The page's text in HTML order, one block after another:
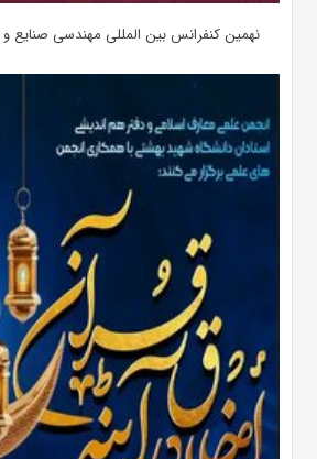
نهمین کنفرانس بین المللی مهندسی صنایع